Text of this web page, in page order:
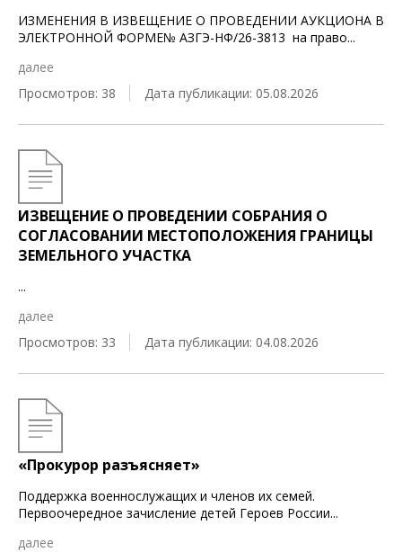
ИЗМЕНЕНИЯ В ИЗВЕЩЕНИЕ О ПРОВЕДЕНИИ АУКЦИОНА В
ЭЛЕКТРОННОЙ ФОРМЕ№ АЗГЭ-НФ/26-3813 на право...
далее
Просмотров: 38
Дата публикации: 05.08.2026
ИЗВЕЩЕНИЕ О ПРОВЕДЕНИИ СОБРАНИЯ О
СОГЛАСОВАНИИ МЕСТОПОЛОЖЕНИЯ ГРАНИЦЫ
ЗЕМЕЛЬНОГО УЧАСТКА
...
далее
Просмотров: 33
Дата публикации: 04.08.2026
«Прокурор разъясняет»
Поддержка военнослужащих и членов их семей.
Первоочередное зачисление детей Героев России...
далее